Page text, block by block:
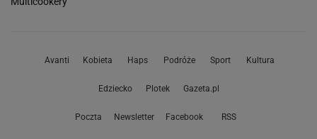
Avanti Kobieta Haps Podróże Sport Kultura
Edziecko Plotek Gazeta.pl
Poczta Newsletter Facebook RSS